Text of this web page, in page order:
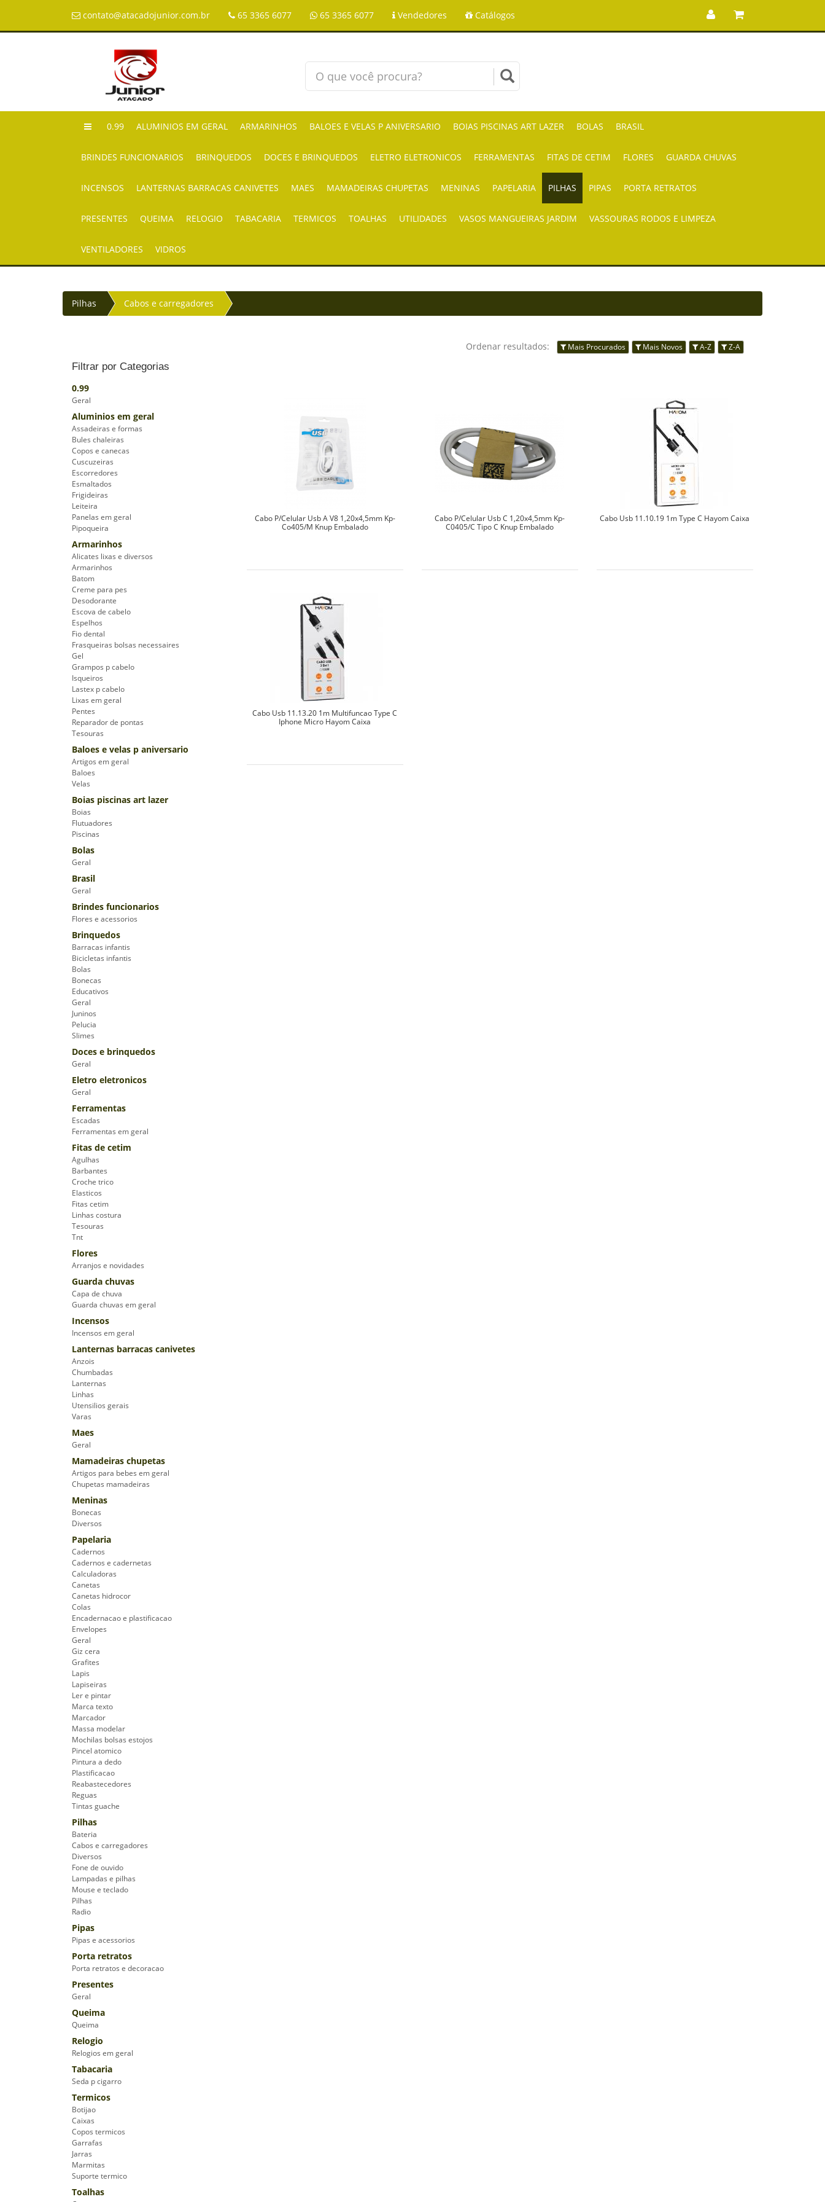
contato@atacadojunior.com.br 65 3365 6077 65 3365 6077 Vendedores Catálogos
0.99 ALUMINIOS EM GERAL ARMARINHOS BALOES E VELAS P ANIVERSARIO BOIAS PISCINAS ART LAZER BOLAS BRASIL
BRINDES FUNCIONARIOS BRINQUEDOS DOCES E BRINQUEDOS ELETRO ELETRONICOS FERRAMENTAS FITAS DE CETIM FLORES GUARDA CHUVAS
INCENSOS LANTERNAS BARRACAS CANIVETES MAES MAMADEIRAS CHUPETAS MENINAS PAPELARIA PILHAS PIPAS PORTA RETRATOS
PRESENTES QUEIMA RELOGIO TABACARIA TERMICOS TOALHAS UTILIDADES VASOS MANGUEIRAS JARDIM VASSOURAS RODOS E LIMPEZA
VENTILADORES VIDROS
Pilhas Cabos e carregadores
Filtrar por Categorias
0.99
Geral
Aluminios em geral
Assadeiras e formas
Bules chaleiras
Copos e canecas
Cuscuzeiras
Escorredores
Esmaltados
Frigideiras
Leiteira
Panelas em geral
Pipoqueira
Armarinhos
Alicates lixas e diversos
Armarinhos
Batom
Creme para pes
Desodorante
Escova de cabelo
Espelhos
Fio dental
Frasqueiras bolsas necessaires
Gel
Grampos p cabelo
Isqueiros
Lastex p cabelo
Lixas em geral
Pentes
Reparador de pontas
Tesouras
Baloes e velas p aniversario
Artigos em geral
Baloes
Velas
Boias piscinas art lazer
Boias
Flutuadores
Piscinas
Bolas
Geral
Brasil
Geral
Brindes funcionarios
Flores e acessorios
Brinquedos
Barracas infantis
Bicicletas infantis
Bolas
Bonecas
Educativos
Geral
Juninos
Pelucia
Slimes
Doces e brinquedos
Geral
Eletro eletronicos
Geral
Ferramentas
Escadas
Ferramentas em geral
Fitas de cetim
Agulhas
Barbantes
Croche trico
Elasticos
Fitas cetim
Linhas costura
Tesouras
Tnt
Flores
Arranjos e novidades
Guarda chuvas
Capa de chuva
Guarda chuvas em geral
Incensos
Incensos em geral
Lanternas barracas canivetes
Anzois
Chumbadas
Lanternas
Linhas
Utensilios gerais
Varas
Maes
Geral
Mamadeiras chupetas
Artigos para bebes em geral
Chupetas mamadeiras
Meninas
Bonecas
Diversos
Papelaria
Cadernos
Cadernos e cadernetas
Calculadoras
Canetas
Canetas hidrocor
Colas
Encadernacao e plastificacao
Envelopes
Geral
Giz cera
Grafites
Lapis
Lapiseiras
Ler e pintar
Marca texto
Marcador
Massa modelar
Mochilas bolsas estojos
Pincel atomico
Pintura a dedo
Plastificacao
Reabastecedores
Reguas
Tintas guache
Pilhas
Bateria
Cabos e carregadores
Diversos
Fone de ouvido
Lampadas e pilhas
Mouse e teclado
Pilhas
Radio
Pipas
Pipas e acessorios
Porta retratos
Porta retratos e decoracao
Presentes
Geral
Queima
Queima
Relogio
Relogios em geral
Tabacaria
Seda p cigarro
Termicos
Botijao
Caixas
Copos termicos
Garrafas
Jarras
Marmitas
Suporte termico
Toalhas
Ordenar resultados: Mais Procurados Mais Novos A-Z Z-A
Cabo P/Celular Usb A V8 1,20x4,5mm Kp-
Co405/M Knup Embalado
Cabo P/Celular Usb C 1,20x4,5mm Kp-
C0405/C Tipo C Knup Embalado
Cabo Usb 11.10.19 1m Type C Hayom Caixa
Cabo Usb 11.13.20 1m Multifuncao Type C
Iphone Micro Hayom Caixa